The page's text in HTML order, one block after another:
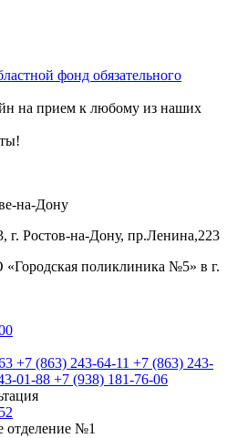
фонд обязательного
на прием к любому из наших
на-Дону
г. Ростов-на-Дону, пр.Ленина,223
поликлиника №5» в г.
+7 (863) 243-64-11 +7 (863) 243-
01-88 +7 (938) 181-76-06
отделение №1